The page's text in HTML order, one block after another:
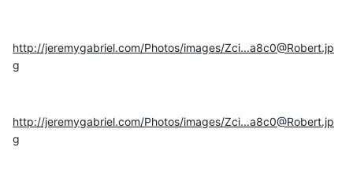
http://jeremygabriel.com/Photos/images/Zci...a8c0@Robert.jp
g
http://jeremygabriel.com/Photos/images/Zci...a8c0@Robert.jp
g